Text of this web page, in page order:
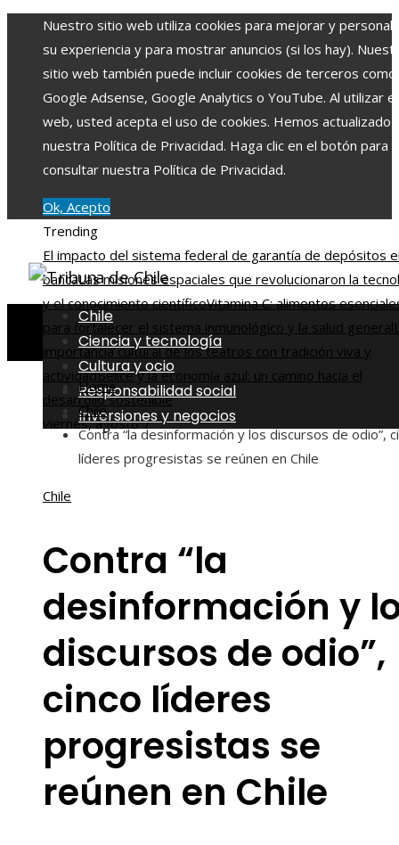
Nuestro sitio web utiliza cookies para mejorar y
su experiencia y para mostrar anuncios (si los hay).
sitio web también puede incluir cookies de terceros como
Google Adsense, Google Analytics o YouTube. Al utilizar
web, usted acepta el uso de cookies. Hemos actualizado
nuestra Política de Privacidad. Haga clic en el botón para
consultar nuestra Política de Privacidad.
Ok, Acepto
Trending
El impacto del sistema federal de garantía de depósitos
bancaLas misiones espaciales que revolucionaron la
y el conocimiento científicoVitamina C: alimentos
para fortalecer el sistema inmunológico y la salud general
importancia cultural de los teatros con tradición viva y
actividadBelice y la economía azul: un camino hacia el
desarrollo sostenible
viernes, agosto 7
Chile
Ciencia y tecnología
Cultura y ocio
Responsabilidad social
Inversiones y negocios
Home
Chile
Contra “la desinformación y los discursos de odio”,
líderes progresistas se reúnen en Chile
Chile
Contra “la
desinformación y
discursos de odio”,
cinco líderes
progresistas se
reúnen en Chile